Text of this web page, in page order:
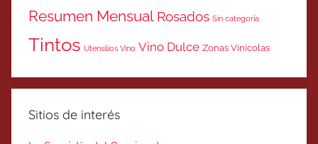
Resumen Mensual Rosados Sin categoría
Tintos Utensilios Vino Vino Dulce Zonas Vinicolas
Sitios de interés